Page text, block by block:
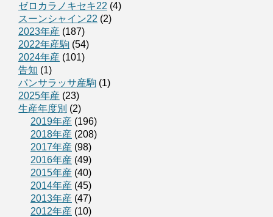
ゼロカラノキセキ22 (4)
スーンシャイン22 (2)
2023年産 (187)
2022年産駒 (54)
2024年産 (101)
告知 (1)
パンサラッサ産駒 (1)
2025年産 (23)
生産年度別 (2)
2019年産 (196)
2018年産 (208)
2017年産 (98)
2016年産 (49)
2015年産 (40)
2014年産 (45)
2013年産 (47)
2012年産 (10)